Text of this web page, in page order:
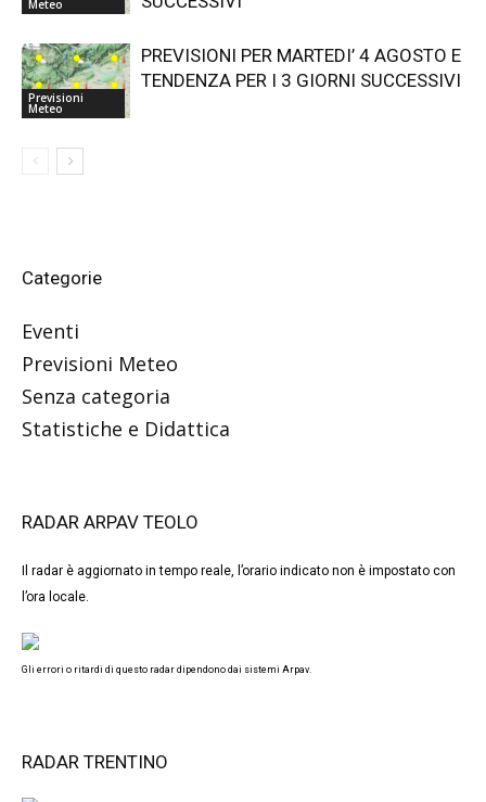
Meteo
Previsioni
Meteo
PREVISIONI PER MARTEDI’ 4 AGOSTO E
TENDENZA PER I 3 GIORNI SUCCESSIVI
Categorie
Eventi
Previsioni Meteo
Senza categoria
Statistiche e Didattica
RADAR ARPAV TEOLO
Il radar è aggiornato in tempo reale, l’orario indicato non è impostato con
l’ora locale.
Gli errori o ritardi di questo radar dipendono dai sistemi Arpav.
RADAR TRENTINO